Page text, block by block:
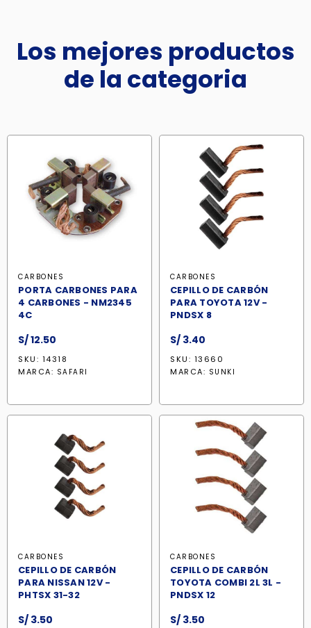
Los mejores productos
de la categoria
CARBONES
PORTA CARBONES PARA
4 CARBONES - NM2345
4C
S/12.50
SKU: 14318
MARCA: SAFARI
CARBONES
CEPILLO DE CARBÓN
PARA TOYOTA 12V -
PNDSX 8
S/ 3.40
SKU: 13660
MARCA: SUNKI
CARBONES
CEPILLO DE CARBÓN
PARA NISSAN 12V -
PHTSX 31-32
S/ 3.50
CARBONES
CEPILLO DE CARBÓN
TOYOTA COMBI 2L 3L -
PNDSX 12
S/ 3.50